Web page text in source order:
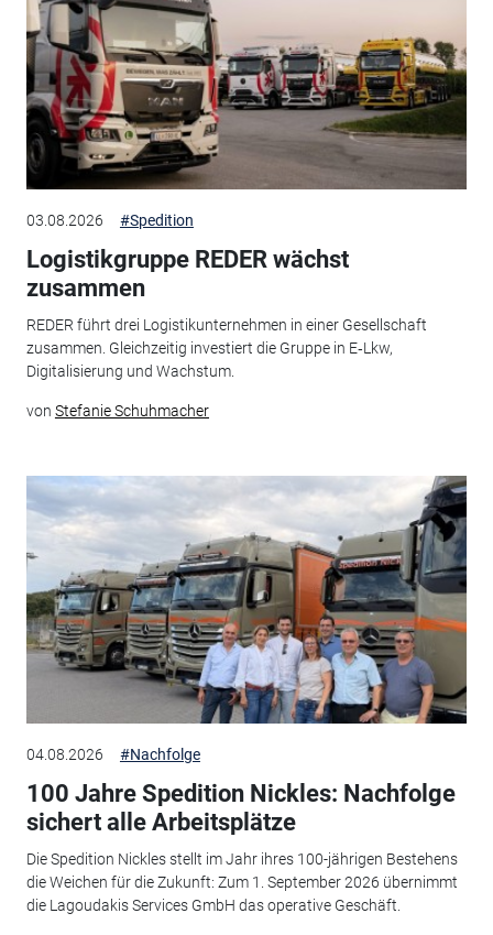
03.08.2026 #Spedition
Logistikgruppe REDER wächst
zusammen
REDER führt drei Logistikunternehmen in einer Gesellschaft
zusammen. Gleichzeitig investiert die Gruppe in E‑Lkw,
Digitalisierung und Wachstum.
von Stefanie Schuhmacher
04.08.2026 #Nachfolge
100 Jahre Spedition Nickles: Nachfolge
sichert alle Arbeitsplätze
Die Spedition Nickles stellt im Jahr ihres 100-jährigen Bestehens
die Weichen für die Zukunft: Zum 1. September 2026 übernimmt
die Lagoudakis Services GmbH das operative Geschäft.